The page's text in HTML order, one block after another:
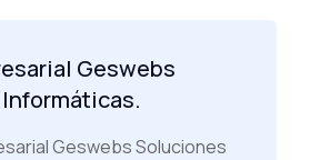
Geswebs
Geswebs Soluciones